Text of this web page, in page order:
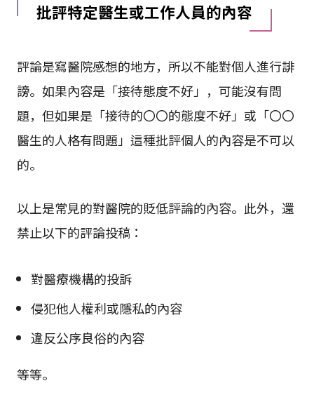
批評特定醫生或工作人員的內容
評論是寫醫院感想的地方，所以不能對個人進行誹
謗。如果內容是「接待態度不好」，可能沒有問
題，但如果是「接待的〇〇的態度不好」或「〇〇
醫生的人格有問題」這種批評個人的內容是不可以
的。
以上是常見的對醫院的貶低評論的內容。此外，還
禁止以下的評論投稿：
對醫療機構的投訴
侵犯他人權利或隱私的內容
違反公序良俗的內容
等等。